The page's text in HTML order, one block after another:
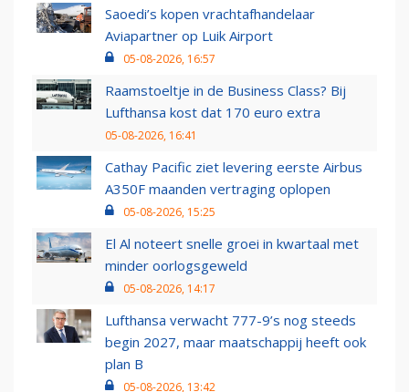
Saoedi’s kopen vrachtafhandelaar
Aviapartner op Luik Airport
05-08-2026, 16:57
Raamstoeltje in de Business Class? Bij
Lufthansa kost dat 170 euro extra
05-08-2026, 16:41
Cathay Pacific ziet levering eerste Airbus
A350F maanden vertraging oplopen
05-08-2026, 15:25
El Al noteert snelle groei in kwartaal met
minder oorlogsgeweld
05-08-2026, 14:17
Lufthansa verwacht 777-9’s nog steeds
begin 2027, maar maatschappij heeft ook
plan B
05-08-2026, 13:42